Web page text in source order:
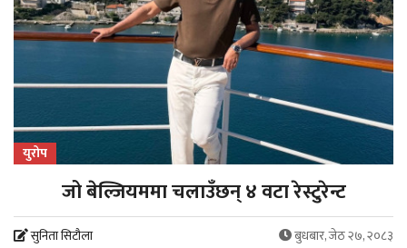
युरोप
जो बेल्जियममा चलाउँछन् ४ वटा रेस्टुरेन्ट
सुनिता सिटौला बुधबार, जेठ २७, २०८३